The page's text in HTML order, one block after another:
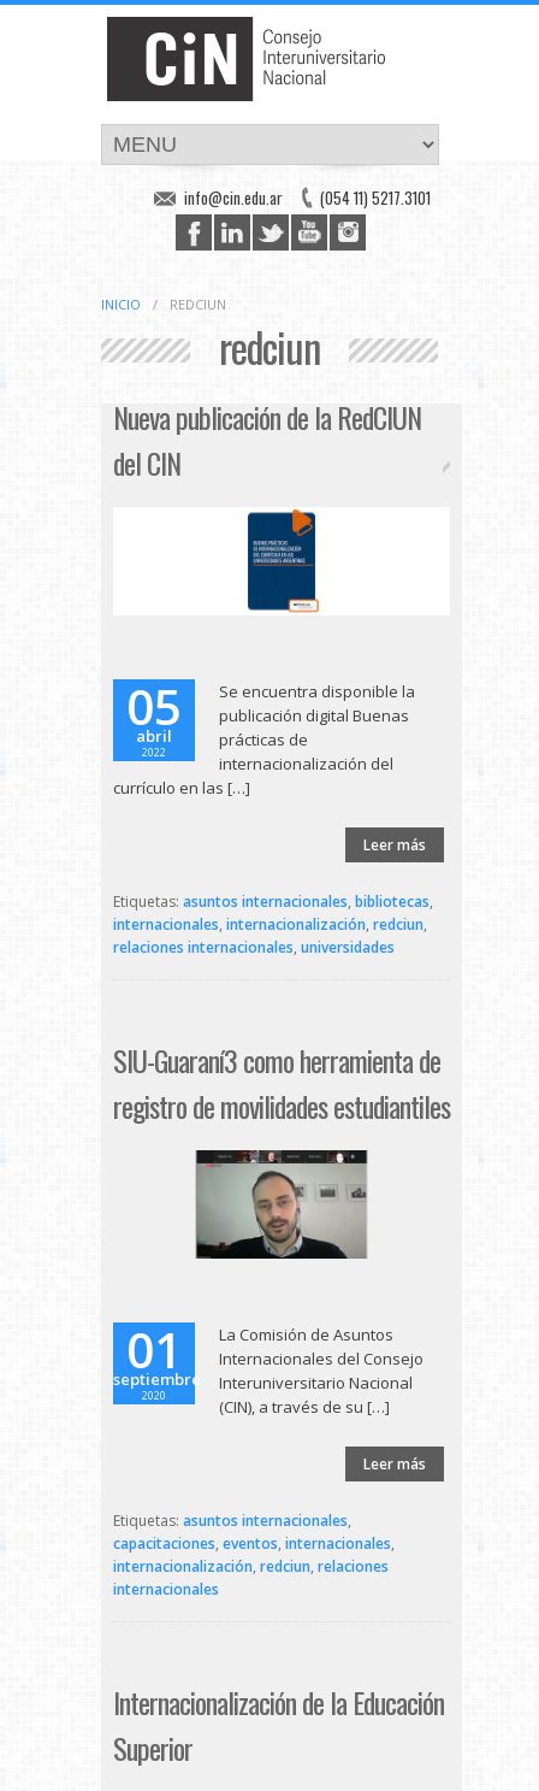
(054 11) 5217.3101
info@cin.edu.ar
INICIO / REDCIUN
redciun
Nueva publicación de la RedCIUN
del CIN
05
abril
2022
Se encuentra disponible la
publicación digital Buenas
prácticas de
internacionalización del
currículo en las […]
Leer más
Etiquetas: asuntos internacionales, bibliotecas,
internacionales, internacionalización, redciun,
relaciones internacionales, universidades
SIU-Guaraní3 como herramienta de
registro de movilidades estudiantiles
01
septiembre
2020
La Comisión de Asuntos
Internacionales del Consejo
Interuniversitario Nacional
(CIN), a través de su […]
Leer más
Etiquetas: asuntos internacionales,
capacitaciones, eventos, internacionales,
internacionalización, redciun, relaciones
internacionales
Internacionalización de la Educación
Superior